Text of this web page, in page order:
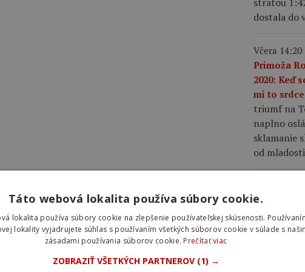
dostala do
Včera 14:20
Primoža
2020: Keď
mi to
triumf na
naplno
sklamanie
od
lepší ako
napriek
mu
Táto webová lokalita používa súbory cookie.
lokalita používa súbory cookie na zlepšenie používateľskej skúsenosti.
lokality vyjadrujete súhlas s používaním všetkých súborov cookie v súlade s
zásadami používania súborov cookie.Prečítať viac
ZOBRAZIŤ VŠETKÝCH PARTNEROV (1) →